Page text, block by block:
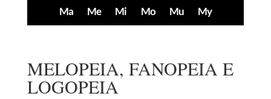
Ma Me Mi Mo Mu My
MELOPEIA, FANOPEIA E
LOGOPEIA